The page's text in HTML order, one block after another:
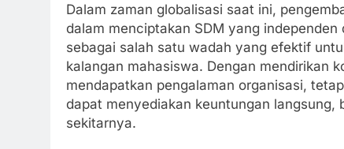
Dalam zaman globalisasi saat ini,
dalam menciptakan SDM yang
sebagai salah satu wadah yang efektif
kalangan mahasiswa. Dengan mendirikan
mendapatkan pengalaman organisasi,
dapat menyediakan keuntungan
sekitarnya.